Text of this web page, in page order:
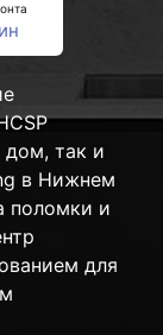
дом, так и
в Нижнем
поломки и
для